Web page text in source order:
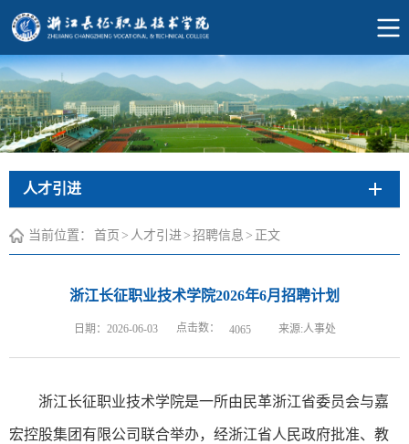
人才引进
当前位置： 首页 > 人才引进> 招聘信息 > 正文
浙江长征职业技术学院2026年6月招聘计划
日期：2026-06-03 点击数： 4065 来源:人事处
浙江长征职业技术学院是一所由民革浙江省委员会与嘉
宏控股集团有限公司联合举办，经浙江省人民政府批准、教